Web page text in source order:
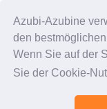
Azubi-Azubine
den
Wenn Sie auf der
Sie der Cookie-